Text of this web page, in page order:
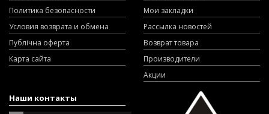
Политика безопасности
Условия возврата и обмена
Публічна оферта
Карта сайта
Мои закладки
Рассылка новостей
Возврат товара
Производители
Акции
Наши контакты